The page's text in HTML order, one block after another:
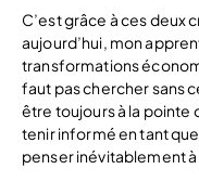
C’est grâce à ces deux
aujourd’hui, mon
transformations
faut pas chercher sans
être toujours à la pointe
tenir informé en tant
penser inévitablement